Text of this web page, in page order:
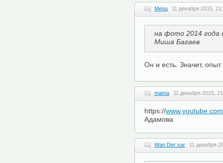
Мерц 11 декабря 2015,
на фото 2014 года
Миша Багаев
Он и есть. Значит,
mama 11 декабря 2015,
https://
Адамова
Wan Der sar 11 декабря